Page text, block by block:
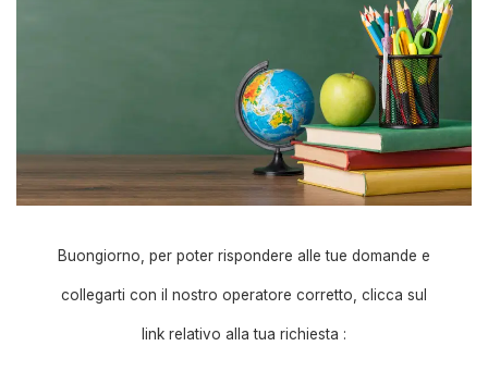
Buongiorno, per poter rispondere alle tue domande e
collegarti con il nostro operatore corretto, clicca sul
link relativo alla tua richiesta :